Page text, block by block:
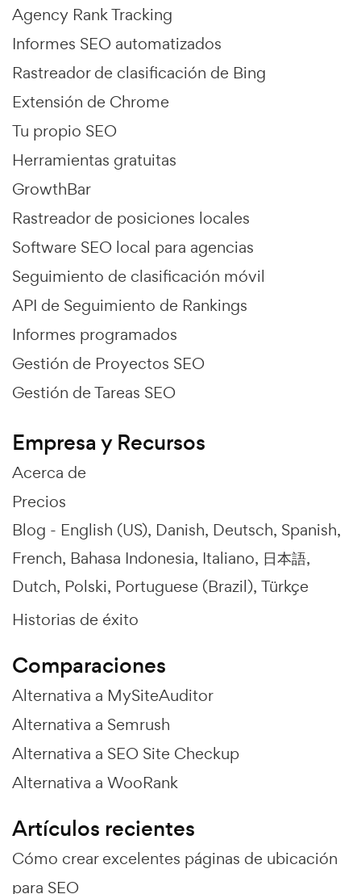
Agency Rank Tracking
Informes SEO automatizados
Rastreador de clasificación de Bing
Extensión de Chrome
Tu propio SEO
Herramientas gratuitas
GrowthBar
Rastreador de posiciones locales
Software SEO local para agencias
Seguimiento de clasificación móvil
API de Seguimiento de Rankings
Informes programados
Gestión de Proyectos SEO
Gestión de Tareas SEO
Empresa y Recursos
Acerca de
Precios
Blog - English (US) Danish Deutsch Spanish
French Bahasa Indonesia Italiano 日本語
Dutch Polski Portuguese (Brazil) Türkçe
Historias de éxito
Comparaciones
Alternativa a MySiteAuditor
Alternativa a Semrush
Alternativa a SEO Site Checkup
Alternativa a WooRank
Artículos recientes
Cómo crear excelentes páginas de ubicación
para SEO